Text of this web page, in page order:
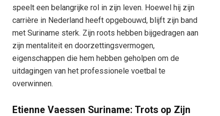
speelt een belangrijke rol in zijn leven. Hoewel hij zijn
carrière in Nederland heeft opgebouwd, blijft zijn band
met Suriname sterk. Zijn roots hebben bijgedragen aan
zijn mentaliteit en doorzettingsvermogen,
eigenschappen die hem hebben geholpen om de
uitdagingen van het professionele voetbal te
overwinnen.
Etienne Vaessen Suriname: Trots op Zijn